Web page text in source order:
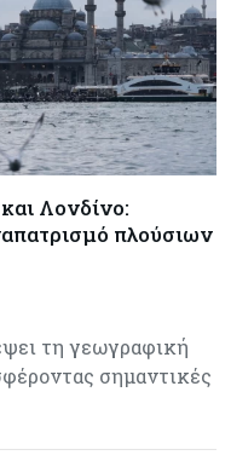
η βελτίωση της
έργων και
07-08-2026
εξέλιξη η είσοδος της
της ΕΤΕπ
και αγορά
Λονδίνο:
πλούσιων
τη γεωγραφική
σημαντικές